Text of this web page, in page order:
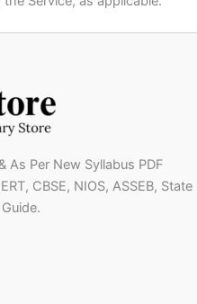
As Per New Syllabus PDF
CBSE, NIOS, ASSEB, State